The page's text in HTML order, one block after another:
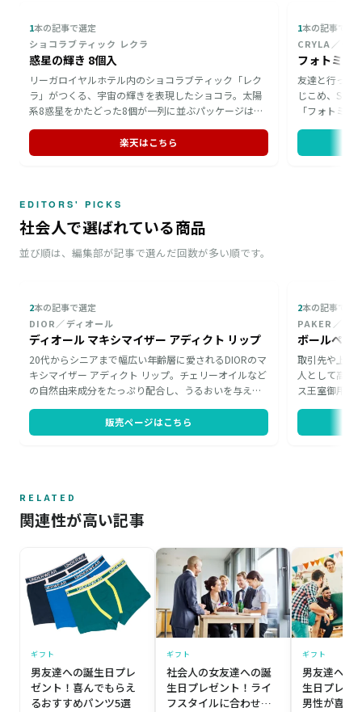
1本の記事で選定
ショコラブティック レクラ
惑星の輝き 8個入
リーガロイヤルホテル内のショコラブティック「レク
ラ」がつくる、宇宙の輝きを表現したショコラ。太陽
系8惑星をかたどった8個が一列に並ぶパッケージは、
遊び心あるデザインは男友達の誕生日に、高級感のあ
る味わいは昇進祝いの贈り物にも向いています。
楽天はこちら
1本の記事で選
CRYLA／ク
フォトミュ
友達と行った
じこめ、
「フォトミ
物にふさわし
EDITORS' PICKS
社会人で選ばれている商品
並び順は、編集部が記事で選んだ回数が多い順です。
2本の記事で選定
DIOR／ディオール
ディオール マキシマイザー アディクト リップ
20代からシニアまで幅広い年齢層に愛されるDIORのマ
キシマイザー アディクト リップ。チェリーオイルなど
の自然由来成分をたっぷり配合し、うるおいを与えて
う時にも気分を高めてくれる一本。おしゃれ好きな女
性や、いつまでも若々しくいてほしいお母さまへのプ
販売ページはこちら
2本の記事で選
PAKER／パ
ボールペン
取引先や上司
人として高級
ス王室御用達
す。カラーは
RELATED
関連性が高い記事
ギフト
男友達への誕生日プレ
ゼント！喜んでもらえ
るおすすめパンツ5選
ギフト
社会人の女友達への誕
生日プレゼント！ライ
フスタイルに合わせた
ギフト
男友達へお
生日プレゼ
男性が喜ぶ